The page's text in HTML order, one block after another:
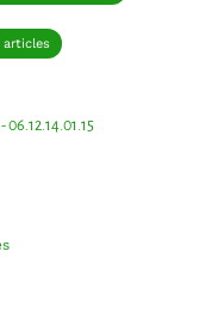
articles
06.12.14.01.15